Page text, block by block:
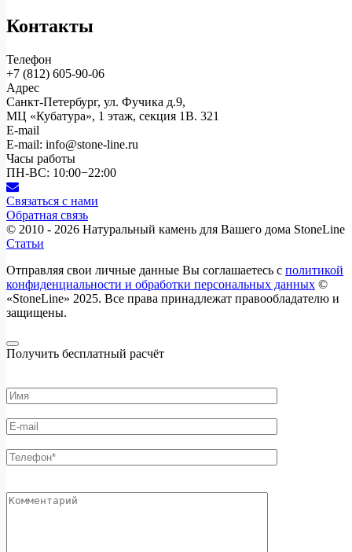
Контакты
Телефон
+7 (812) 605-90-06
Адрес
Санкт-Петербург, ул. Фучика д.9,
МЦ «Кубатура», 1 этаж, секция 1В. 321
E-mail
E-mail: info@stone-line.ru
Часы работы
ПН-ВС: 10:00−22:00
Связаться с нами
Обратная связь
© 2010 - 2026 Натуральный камень для Вашего дома StoneLine
Статьи
Отправляя свои личные данные Вы соглашаетесь с политикой
конфиденциальности и обработки персональных данных ©
«StoneLine» 2025. Все права принадлежат правообладателю и
защищены.
Получить бесплатный расчёт